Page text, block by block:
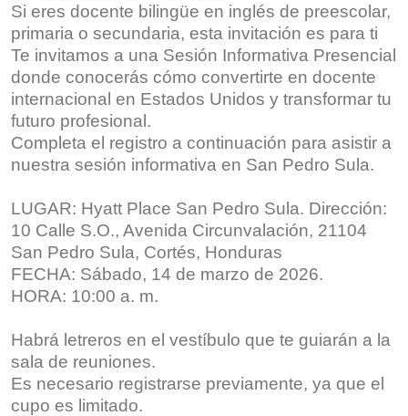
Si eres docente bilingüe en inglés de preescolar,
primaria o secundaria, esta invitación es para ti
Te invitamos a una Sesión Informativa Presencial
donde conocerás cómo convertirte en docente
internacional en Estados Unidos y transformar tu
futuro profesional.
Completa el registro a continuación para asistir a
nuestra sesión informativa en San Pedro Sula.
LUGAR: Hyatt Place San Pedro Sula. Dirección:
10 Calle S.O., Avenida Circunvalación, 21104
San Pedro Sula, Cortés, Honduras
FECHA: Sábado, 14 de marzo de 2026.
HORA: 10:00 a. m.
Habrá letreros en el vestíbulo que te guiarán a la
sala de reuniones.
Es necesario registrarse previamente, ya que el
cupo es limitado.